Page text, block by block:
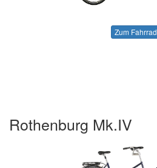
Zum Fahrrad
Rothenburg Mk.IV